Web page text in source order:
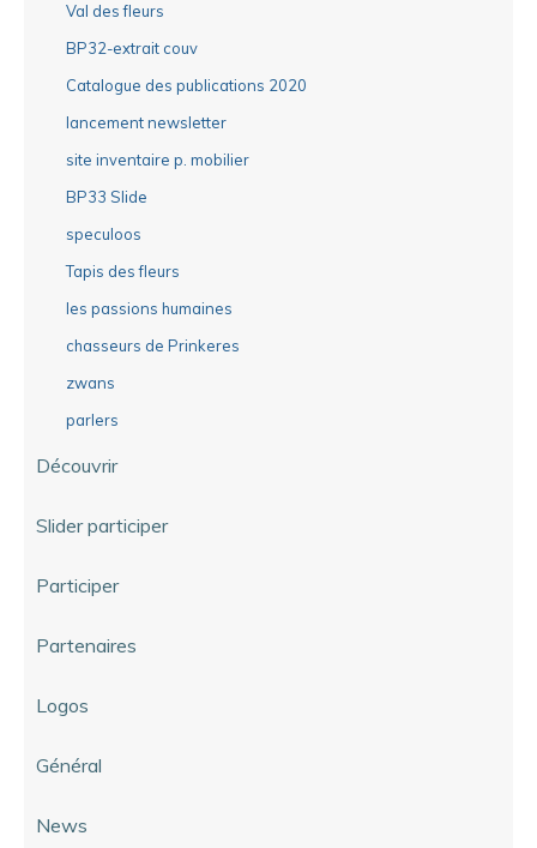
Val des fleurs
BP32-extrait couv
Catalogue des publications 2020
lancement newsletter
site inventaire p. mobilier
BP33 Slide
speculoos
Tapis des fleurs
les passions humaines
chasseurs de Prinkeres
zwans
parlers
Découvrir
Slider participer
Participer
Partenaires
Logos
Général
News